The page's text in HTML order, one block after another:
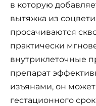
в которую
вытяжка из
просачиваются
практически
внутриклеточные
препарат
изъянами, он
гестационного